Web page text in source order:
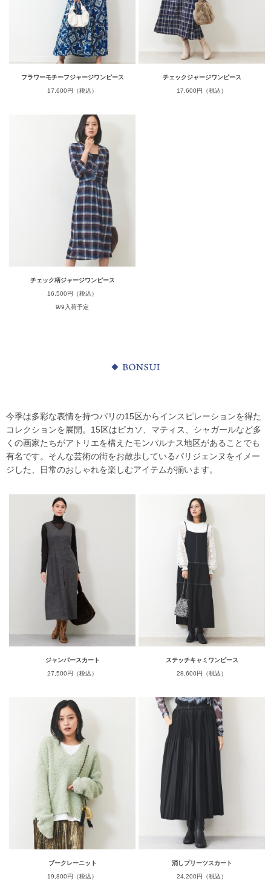
フラワーモチーフジャージワンピース
17,600円（税込）
チェックジャージワンピース
17,600円（税込）
チェック柄ジャージワンピース
16,500円（税込）
9/9入荷予定
今季は多彩な表情を持つパリの15区からインスピレーションを得た
コレクションを展開。15区はピカソ、マティス、シャガールなど多
くの画家たちがアトリエを構えたモンパルナス地区があることでも
有名です。そんな芸術の街をお散歩しているパリジェンヌをイメー
ジした、日常のおしゃれを楽しむアイテムが揃います。
ジャンパースカート
27,500円（税込）
ステッチキャミワンピース
28,600円（税込）
ブークレーニット
19,800円（税込）
消しプリーツスカート
24,200円（税込）